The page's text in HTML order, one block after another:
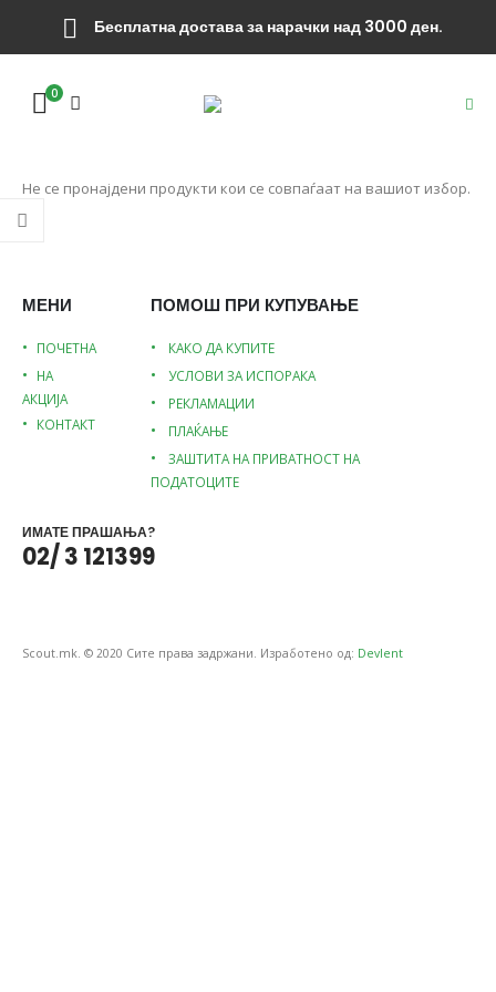
Бесплатна достава за нарачки над 3000 ден.
0
Не се пронајдени продукти кои се совпаѓаат на вашиот избор.
МЕНИ
ПОЧЕТНА
НА
АКЦИЈА
КОНТАКТ
ПОМОШ ПРИ КУПУВАЊЕ
КАКО ДА КУПИТЕ
УСЛОВИ ЗА ИСПОРАКА
РЕКЛАМАЦИИ
ПЛАЌАЊЕ
ЗАШТИТА НА ПРИВАТНОСТ НА
ПОДАТОЦИТЕ
ИМАТЕ ПРАШАЊА?
02/ 3 121399
Scout.mk. © 2020 Сите права задржани. Изработено од: Devlent